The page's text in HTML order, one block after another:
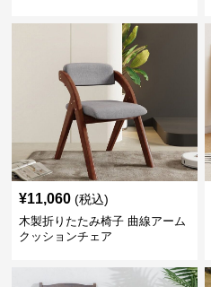
¥11,060 (税込)
木製折りたたみ椅子 曲線アーム
クッションチェア